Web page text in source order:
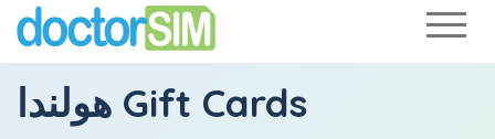
هولندا Gift Cards